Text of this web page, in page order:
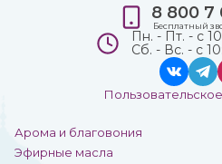
Арома и благовония
Эфирные масла
8 800 7
Бесплатный
Пн. - Пт. - с
Сб. - Вс. - с